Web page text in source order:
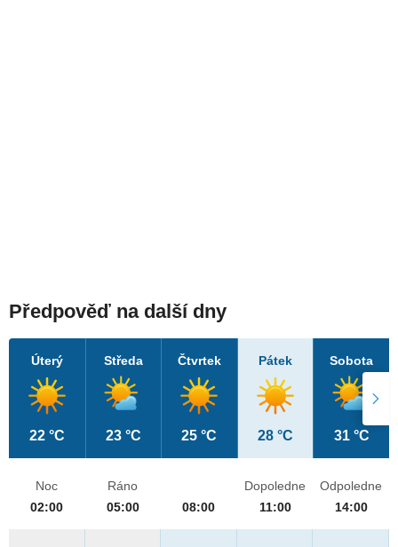
Předpověď na další dny
Úterý
22 °C
Středa
23 °C
Čtvrtek
25 °C
Pátek
28 °C
Sobota
31 °C
Noc
02:00
Ráno
05:00
08:00
Dopoledne
11:00
Odpoledne
14:00